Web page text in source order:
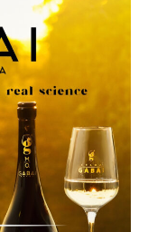
important ca
și sortate corect
colectare ar
fără contaminanți
de lemn sau
la eficiența
de înfoliere
cu procesul de
reciclarea